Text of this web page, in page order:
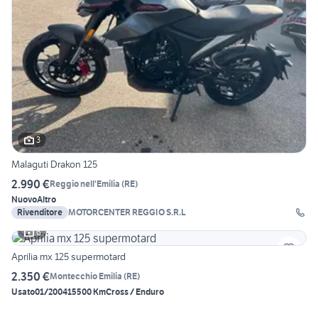
3
Malaguti Drakon 125
2.990 €Reggio nell'Emilia (RE)
NuovoAltro
Rivenditore MOTORCENTER REGGIO S.R.L
6
Aprilia mx 125 supermotard
2.350 €Montecchio Emilia (RE)
Usato01/200415500 KmCross / Enduro